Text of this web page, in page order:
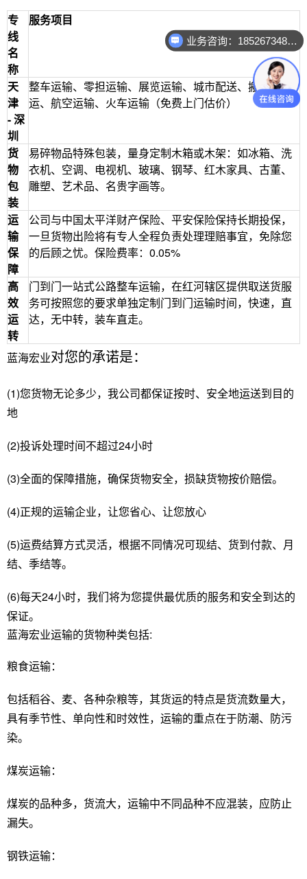
专
线
名
称
服务项目
天
津
- 深
圳
整车运输、零担运输、展览运输、城市配送、搬家托
运、航空运输、火车运输（免费上门估价）
货
物
包
装
易碎物品特殊包装，量身定制木箱或木架：如冰箱、洗
衣机、空调、电视机、玻璃、钢琴、红木家具、古董、
雕塑、艺术品、名贵字画等。
运
输
保
障
公司与中国太平洋财产保险、平安保险保持长期投保，
一旦货物出险将有专人全程负责处理理赔事宜，免除您
的后顾之忧。保险费率：0.05%
高
效
运
转
门到门一站式公路整车运输，在红河辖区提供取送货服
务可按照您的要求单独定制门到门运输时间，快速，直
达，无中转，装车直走。
蓝海宏业对您的承诺是：
(1)您货物无论多少，我公司都保证按时、安全地运送到目的
地
(2)投诉处理时间不超过24小时
(3)全面的保障措施，确保货物安全，损缺货物按价赔偿。
(4)正规的运输企业，让您省心、让您放心
(5)运费结算方式灵活，根据不同情况可现结、货到付款、月
结、季结等。
(6)每天24小时，我们将为您提供最优质的服务和安全到达的
保证。
蓝海宏业运输的货物种类包括:
粮食运输：
包括稻谷、麦、各种杂粮等，其货运的特点是货流数量大，
具有季节性、单向性和时效性，运输的重点在于防潮、防污
染。
煤炭运输：
煤炭的品种多，货流大，运输中不同品种不应混装，应防止
漏失。
钢铁运输：
业务咨询：18526734888
业务咨询：18526734888